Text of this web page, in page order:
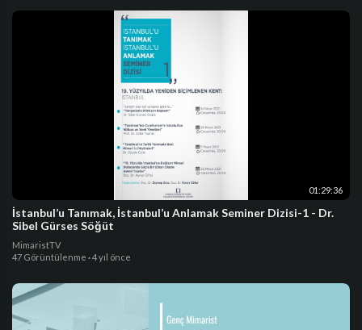
01:29:36
İstanbul’u Tanımak, İstanbul’u Anlamak Seminer Dizisi-1 - Dr.
Sibel Gürses Söğüt
MimaristTV
47 Görüntülenme ·4 yıl önce